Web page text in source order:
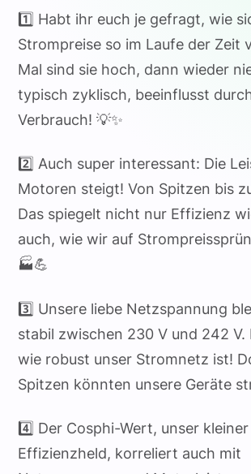
1️⃣ Habt ihr euch je gefragt, wie
Strompreise so im Laufe der Zeit
Mal sind sie hoch, dann wieder
typisch zyklisch, beeinflusst
Verbrauch! 💡✨
2️⃣ Auch super interessant: Die
Motoren steigt! Von Spitzen bis
Das spiegelt nicht nur Effizienz
auch, wie wir auf
🏭💪
3️⃣ Unsere liebe Netzspannung
stabil zwischen 230 V und 242 V.
wie robust unser Stromnetz ist!
Spitzen könnten unsere Geräte
4️⃣ Der Cosphi-Wert, unser kleiner
Effizienzheld, korreliert auch mit